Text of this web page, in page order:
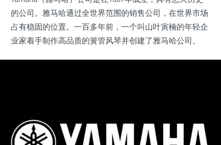
的公司。雅马哈通过全世界范围的销售公司，在世界市场
占有稳固的位置。一百多年前，一个叫山叶寅楠的年轻企
业家着手制作高品质的簧管风琴并创建了雅马哈公司。